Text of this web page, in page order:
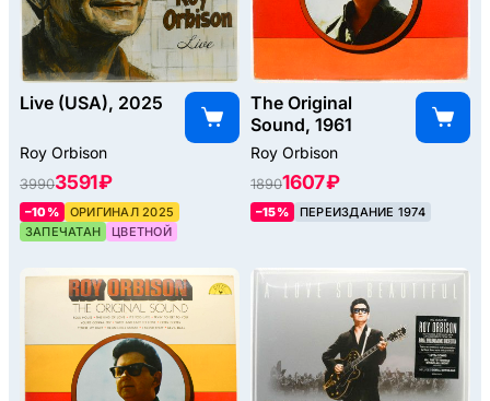
Live (USA), 2025
Roy Orbison
39903591 ₽
–10%
ОРИГИНАЛ 2025
ЗАПЕЧАТАН
ЦВЕТНОЙ
The Original
Sound, 1961
Roy Orbison
18901607 ₽
–15% ПЕРЕИЗДАНИЕ 1974